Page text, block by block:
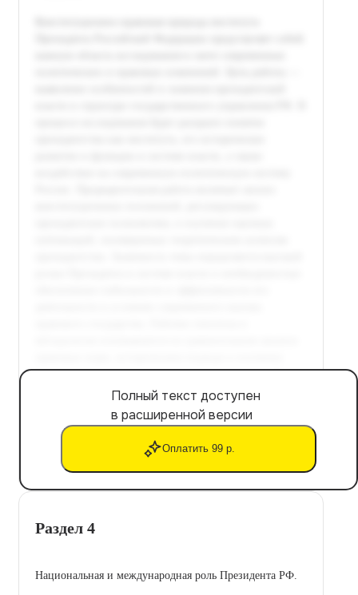
Полный текст доступен
в расширенной версии
Оплатить 99 р.
Раздел 4
Национальная и международная роль Президента РФ.